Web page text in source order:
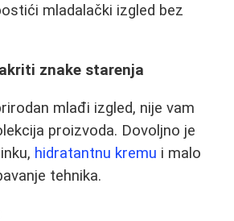
mladalački izgled bez
znake starenja
mlađi izgled, nije vam
proizvoda. Dovoljno je
hidratantnu kremu i malo
tehnika.